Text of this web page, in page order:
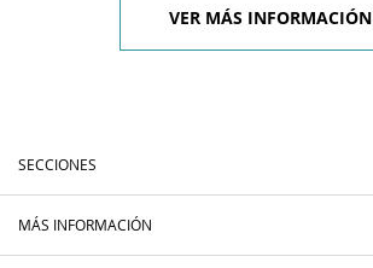
VER MÁS INFORMACIÓN
SECCIONES
MÁS INFORMACIÓN